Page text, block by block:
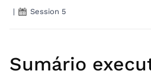
| Session 5
Sumário